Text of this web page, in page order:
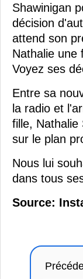
Shawinigan
décision
attend son
Nathalie une
Voyez ses
Entre sa
la radio et
fille, Nathalie
sur le plan
Nous lui
dans tous
Source: